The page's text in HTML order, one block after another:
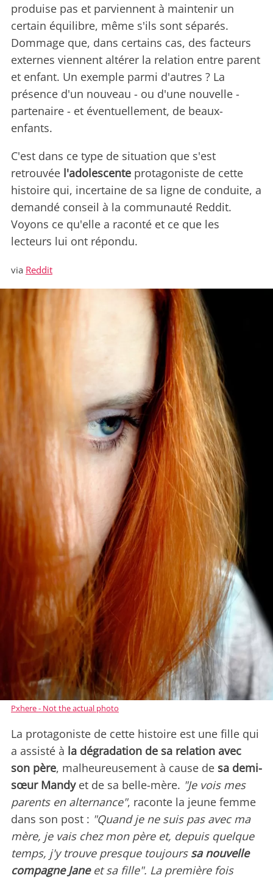
produise pas et parviennent à maintenir un
certain équilibre, même s'ils sont séparés.
Dommage que, dans certains cas, des facteurs
externes viennent altérer la relation entre parent
et enfant. Un exemple parmi d'autres ? La
présence d'un nouveau - ou d'une nouvelle -
partenaire - et éventuellement, de beaux-
enfants.
C'est dans ce type de situation que s'est
retrouvée l'adolescente protagoniste de cette
histoire qui, incertaine de sa ligne de conduite, a
demandé conseil à la communauté Reddit.
Voyons ce qu'elle a raconté et ce que les
lecteurs lui ont répondu.
via Reddit
Pxhere - Not the actual photo
La protagoniste de cette histoire est une fille qui
a assisté à la dégradation de sa relation avec
son père, malheureusement à cause de sa demi-
sœur Mandyet de sa belle-mère. "Je vois mes
parents en alternance", raconte la jeune femme
dans son post : "Quand je ne suis pas avec ma
mère, je vais chez mon père et, depuis quelque
temps, j'y trouve presque toujours sa nouvelle
compagne Janeet sa fille". La première fois